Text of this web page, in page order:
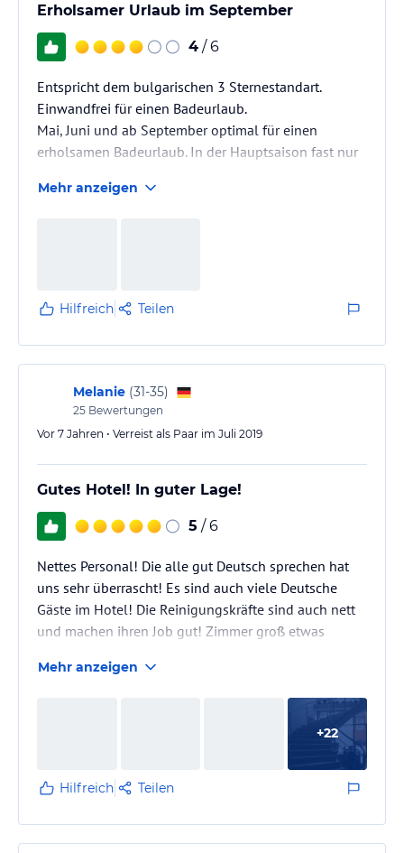
Erholsamer Urlaub im September
4 / 6
Entspricht dem bulgarischen 3 Sternestandart.
Einwandfrei für einen Badeurlaub.
Mai, Juni und ab September optimal für einen
erholsamen Badeurlaub. In der Hauptsaison fast nur
Mehr anzeigen
Hilfreich Teilen
Melanie (31-35)
25 Bewertungen
Vor 7 Jahren • Verreist als Paar im Juli 2019
Gutes Hotel! In guter Lage!
5 / 6
Nettes Personal! Die alle gut Deutsch sprechen hat
uns sehr überrascht! Es sind auch viele Deutsche
Gäste im Hotel! Die Reinigungskräfte sind auch nett
und machen ihren Job gut! Zimmer groß etwas
Auswahl aber immer frisch und man findet was wenn
nicht sind zahlreiche gute Tavernen in der
Umgebung! Getränkeauswahl für ein 3 Sterne Hotel
sehr gut Bier Wein Pfirsichlikör Pfefferminzlikör
Wodka Rum weiß braun Whisky Rakia Cremelikör und
diverse Alkoholfreie Getränke!…
Mehr anzeigen
+22
Hilfreich Teilen